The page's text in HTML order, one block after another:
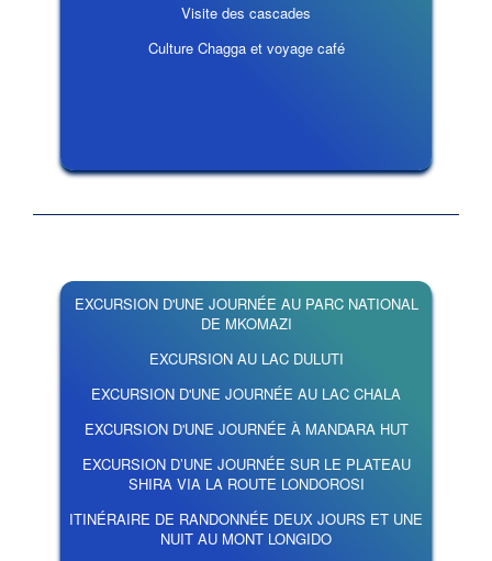
Visite des cascades
Culture Chagga et voyage café
EXCURSION D'UNE JOURNÉE AU PARC NATIONAL
DE MKOMAZI
EXCURSION AU LAC DULUTI
EXCURSION D'UNE JOURNÉE AU LAC CHALA
EXCURSION D'UNE JOURNÉE À MANDARA HUT
EXCURSION D’UNE JOURNÉE SUR LE PLATEAU
SHIRA VIA LA ROUTE LONDOROSI
ITINÉRAIRE DE RANDONNÉE DEUX JOURS ET UNE
NUIT AU MONT LONGIDO